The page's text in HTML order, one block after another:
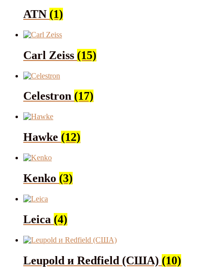
ATN (1)
Carl Zeiss (15)
Celestron (17)
Hawke (12)
Kenko (3)
Leica (4)
Leupold и Redfield (США) (10)